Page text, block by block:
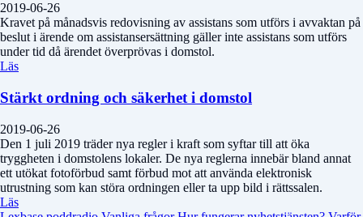
2019-06-26
Kravet på månadsvis redovisning av assistans som utförs i avvaktan på
beslut i ärende om assistansersättning gäller inte assistans som utförs
under tid då ärendet överprövas i domstol.
Läs
Stärkt ordning och säkerhet i domstol
2019-06-26
Den 1 juli 2019 träder nya regler i kraft som syftar till att öka
tryggheten i domstolens lokaler. De nya reglerna innebär bland annat
ett utökat fotoförbud samt förbud mot att använda elektronisk
utrustning som kan störa ordningen eller ta upp bild i rättssalen.
Läs